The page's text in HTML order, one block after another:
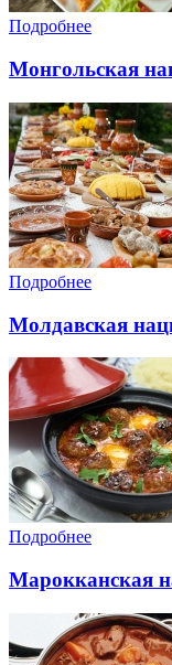
Подробнее
Монгольская
Подробнее
Молдавская
Подробнее
Марокканская